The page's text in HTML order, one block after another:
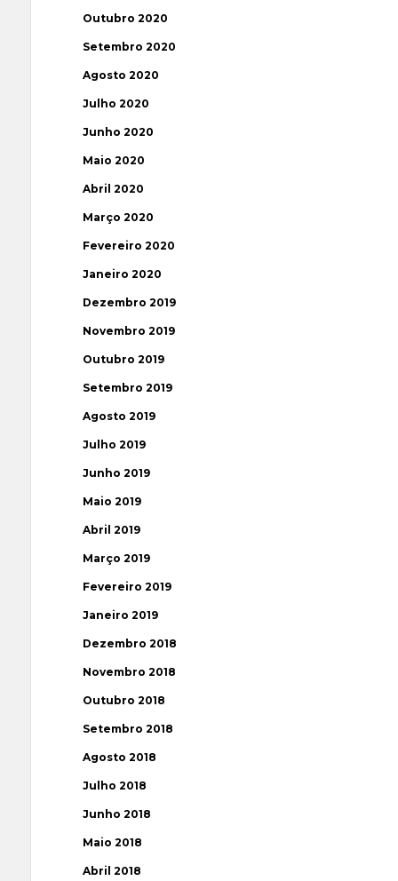
Outubro 2020
Setembro 2020
Agosto 2020
Julho 2020
Junho 2020
Maio 2020
Abril 2020
Março 2020
Fevereiro 2020
Janeiro 2020
Dezembro 2019
Novembro 2019
Outubro 2019
Setembro 2019
Agosto 2019
Julho 2019
Junho 2019
Maio 2019
Abril 2019
Março 2019
Fevereiro 2019
Janeiro 2019
Dezembro 2018
Novembro 2018
Outubro 2018
Setembro 2018
Agosto 2018
Julho 2018
Junho 2018
Maio 2018
Abril 2018